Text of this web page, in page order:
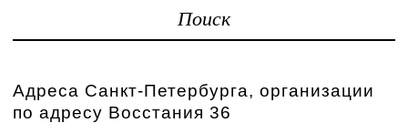
Поиск
Адреса Санкт-Петербурга, организации
по адресу Восстания 36